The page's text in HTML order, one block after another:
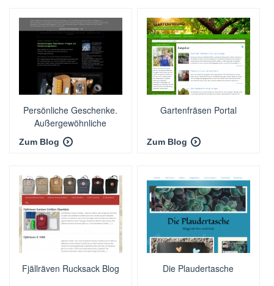
Persönliche Geschenke.
Außergewöhnliche
Geschenkideen
Zum Blog
Gartenfräsen Portal
Zum Blog
Fjällräven Rucksack Blog Die Plaudertasche